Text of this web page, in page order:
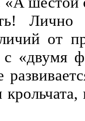
от
«двумя